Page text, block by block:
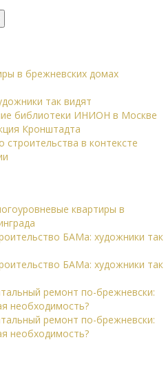
в брежневских домах
так видят
библиотеки ИНИОН в Москве
Кронштадта
в контексте
квартиры в
БАМа: художники так
БАМа: художники так
ремонт по-брежневски:
необходимость?
ремонт по-брежневски:
необходимость?